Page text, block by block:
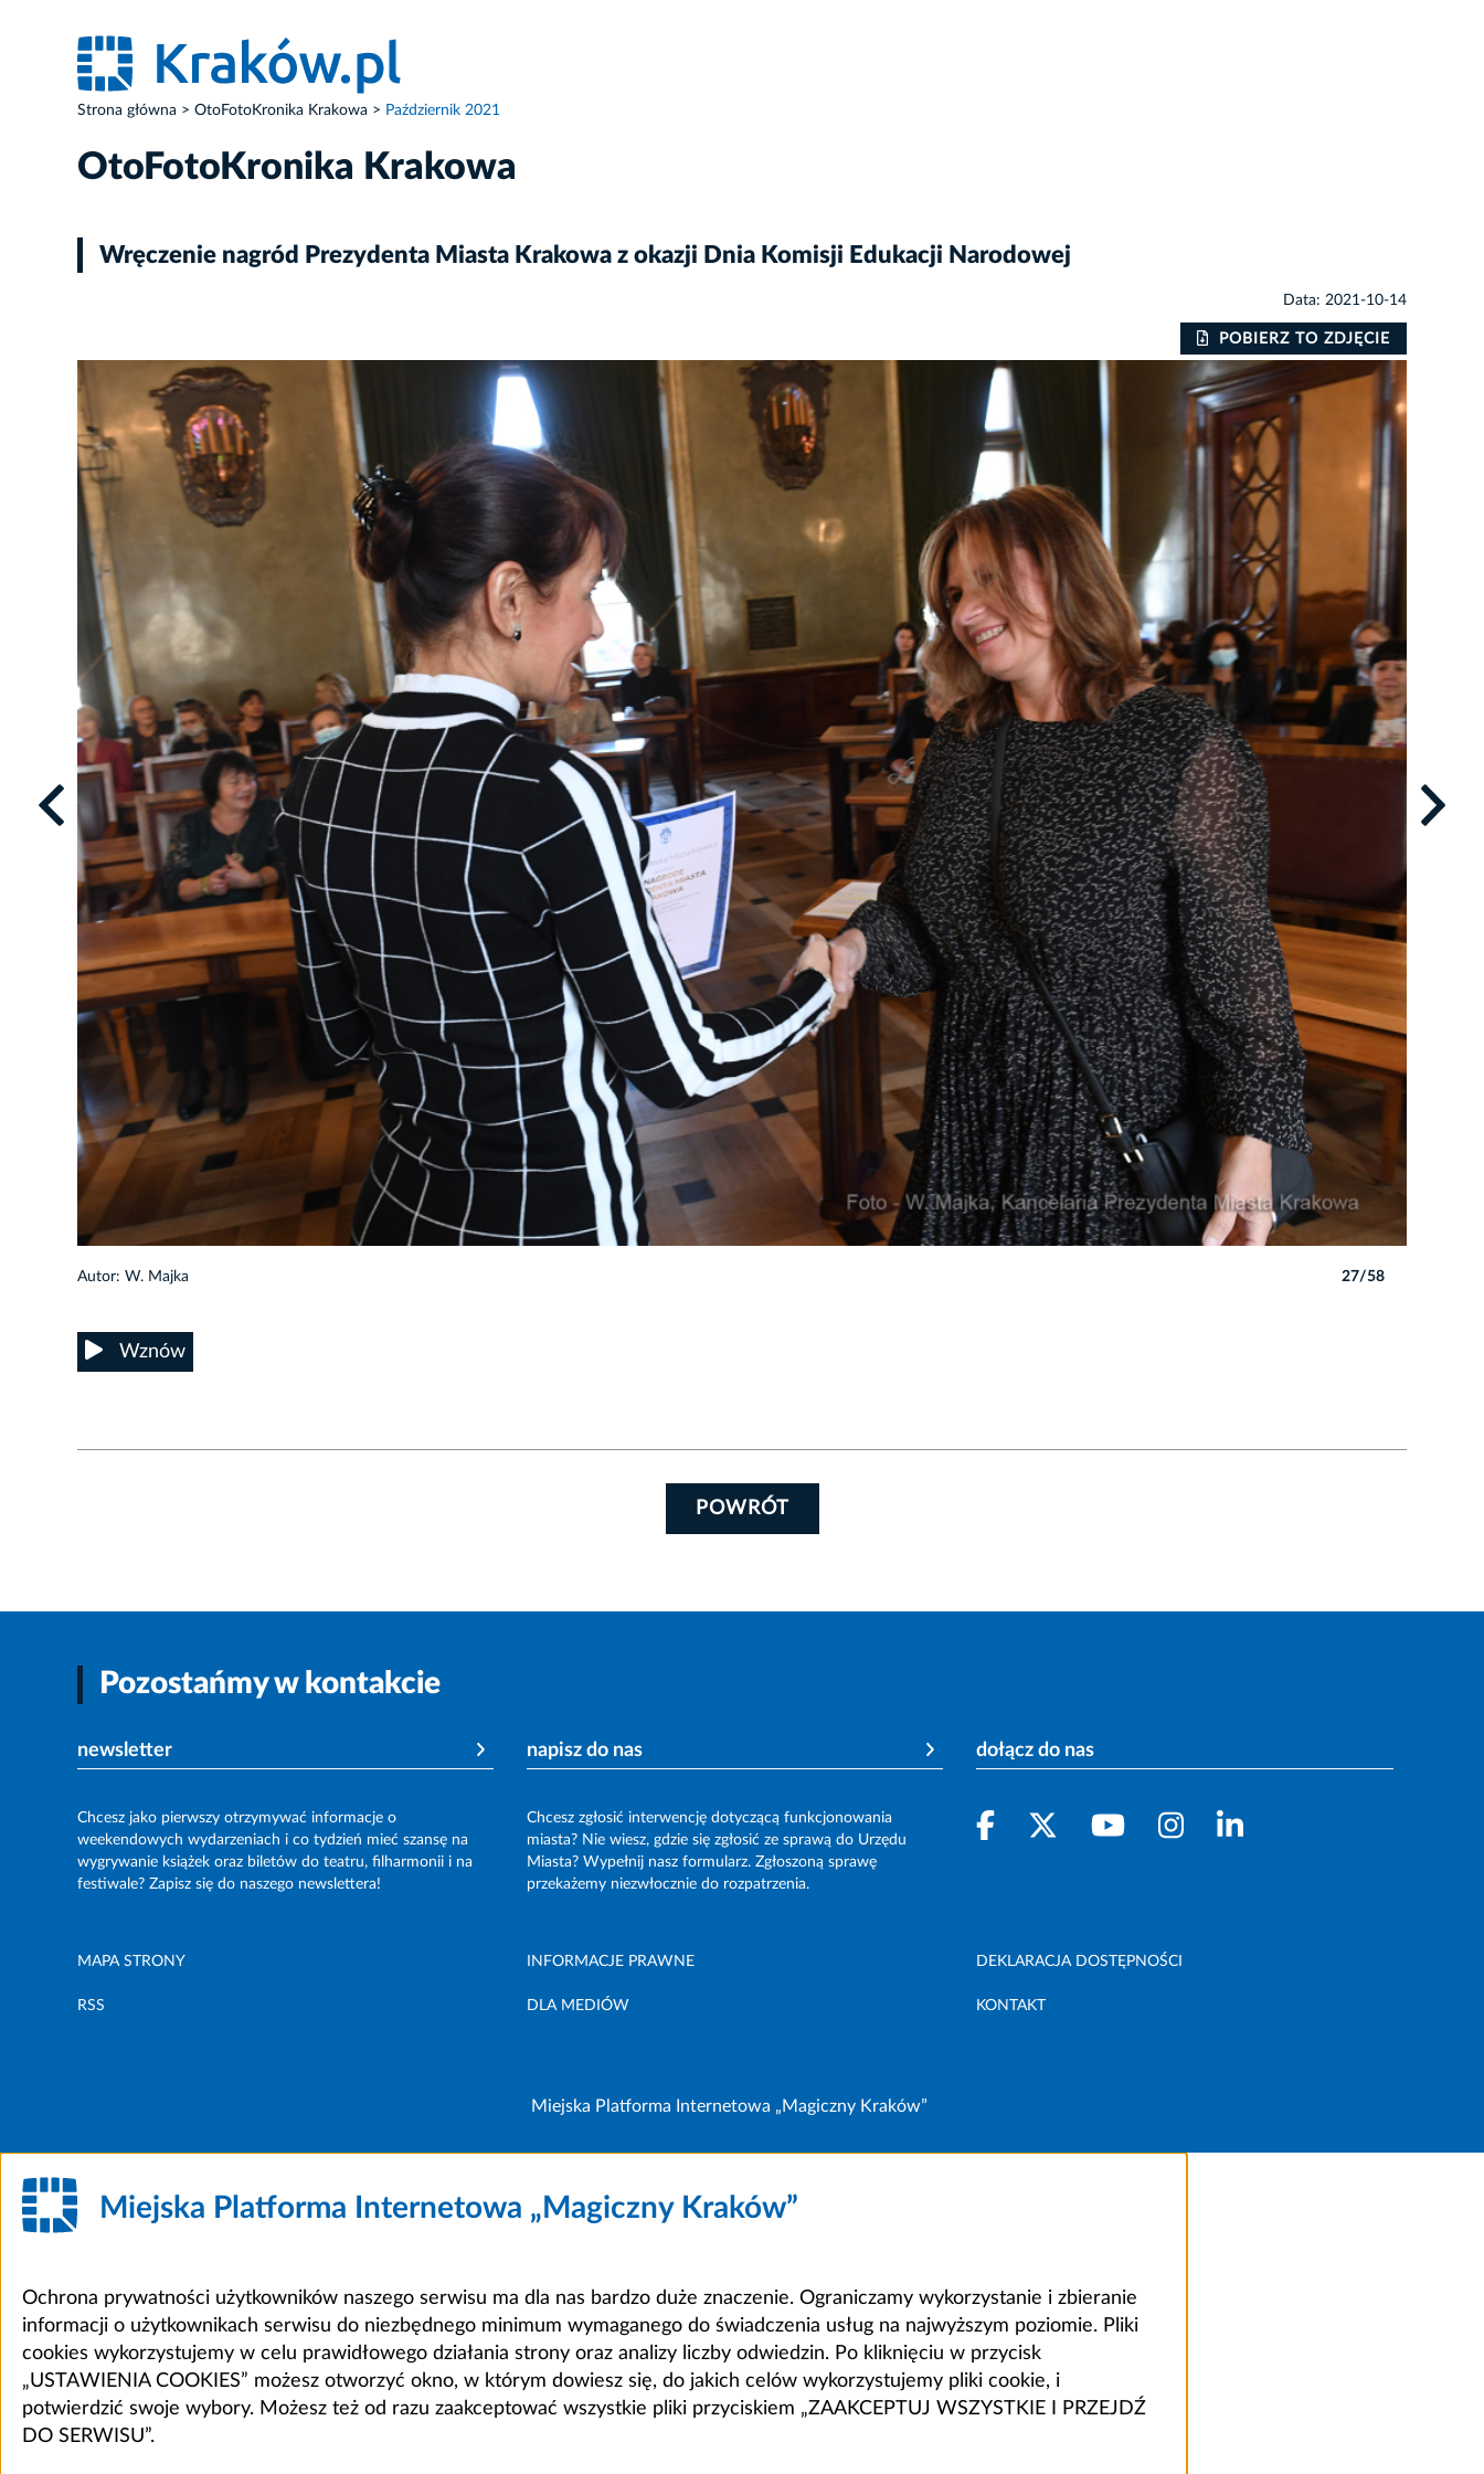
Strona główna OtoFotoKronika Krakowa Październik 2021
OtoFotoKronika Krakowa
Wręczenie nagród Prezydenta Miasta Krakowa z okazji Dnia Komisji Edukacji Narodowej
Data: 2021-10-14
POBIERZ TO ZDJĘCIE
Autor: W. Majka 27/58
Wznów
POWRÓT
Pozostańmy w kontakcie
newsletter
Chcesz jako pierwszy otrzymywać informacje o
weekendowych wydarzeniach i co tydzień mieć szansę na
wygrywanie książek oraz biletów do teatru, filharmonii i na
festiwale? Zapisz się do naszego newslettera!
napisz do nas
Chcesz zgłosić interwencję dotyczącą funkcjonowania
miasta? Nie wiesz, gdzie się zgłosić ze sprawą do Urzędu
Miasta? Wypełnij nasz formularz. Zgłoszoną sprawę
przekażemy niezwłocznie do rozpatrzenia.
dołącz do nas
MAPA STRONY INFORMACJE PRAWNE DEKLARACJA DOSTĘPNOŚCI
RSS DLA MEDIÓW KONTAKT
Miejska Platforma Internetowa „Magiczny Kraków”
Miejska Platforma Internetowa „Magiczny Kraków”
Ochrona prywatności użytkowników naszego serwisu ma dla nas bardzo duże znaczenie. Ograniczamy wykorzystanie i zbieranie
informacji o użytkownikach serwisu do niezbędnego minimum wymaganego do świadczenia usług na najwyższym poziomie. Pliki
cookies wykorzystujemy w celu prawidłowego działania strony oraz analizy liczby odwiedzin. Po kliknięciu w przycisk
„USTAWIENIA COOKIES” możesz otworzyć okno, w którym dowiesz się, do jakich celów wykorzystujemy pliki cookie, i
potwierdzić swoje wybory. Możesz też od razu zaakceptować wszystkie pliki przyciskiem „ZAAKCEPTUJ WSZYSTKIE I PRZEJDŹ
DO SERWISU”.